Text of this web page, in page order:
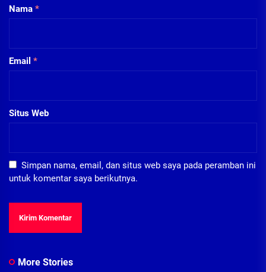
Nama *
Email *
Situs Web
Simpan nama, email, dan situs web saya pada peramban ini
untuk komentar saya berikutnya.
More Stories